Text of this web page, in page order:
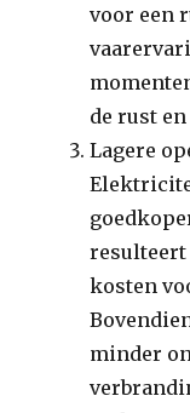
voor een
de rust
Lagere
kosten
minder